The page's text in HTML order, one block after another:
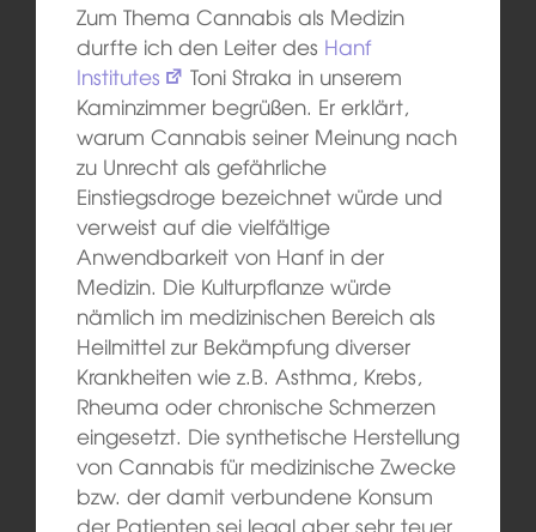
Zum Thema Cannabis als Medizin
durfte ich den Leiter des Hanf
Institutes
Toni Straka in unserem
Kaminzimmer begrüßen. Er erklärt,
warum Cannabis seiner Meinung nach
zu Unrecht als gefährliche
Einstiegsdroge bezeichnet würde und
verweist auf die vielfältige
Anwendbarkeit von Hanf in der
Medizin. Die Kulturpflanze würde
nämlich im medizinischen Bereich als
Heilmittel zur Bekämpfung diverser
Krankheiten wie z.B. Asthma, Krebs,
Rheuma oder chronische Schmerzen
eingesetzt. Die synthetische Herstellung
von Cannabis für medizinische Zwecke
bzw. der damit verbundene Konsum
der Patienten sei legal aber sehr teuer